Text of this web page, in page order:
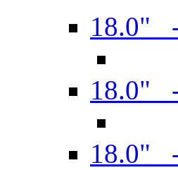
18.0"
18.0"
18.0"